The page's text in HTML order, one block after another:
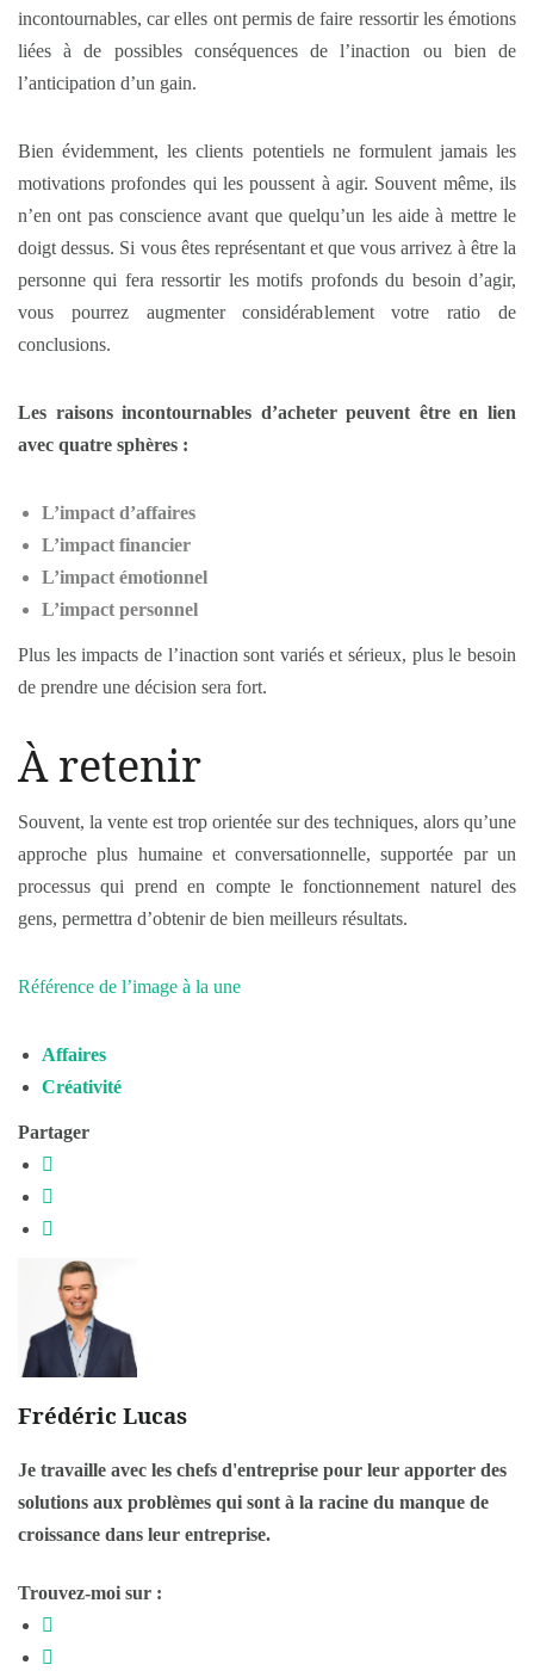
incontournables, car elles ont permis de faire ressortir les émotions
liées à de possibles conséquences de l’inaction ou bien de
l’anticipation d’un gain.
Bien évidemment, les clients potentiels ne formulent jamais les
motivations profondes qui les poussent à agir. Souvent même, ils
n’en ont pas conscience avant que quelqu’un les aide à mettre le
doigt dessus. Si vous êtes représentant et que vous arrivez à être la
personne qui fera ressortir les motifs profonds du besoin d’agir,
vous pourrez augmenter considérablement votre ratio de
conclusions.
Les raisons incontournables d’acheter peuvent être en lien
avec quatre sphères :
L’impact d’affaires
L’impact financier
L’impact émotionnel
L’impact personnel
Plus les impacts de l’inaction sont variés et sérieux, plus le besoin
de prendre une décision sera fort.
À retenir
Souvent, la vente est trop orientée sur des techniques, alors qu’une
approche plus humaine et conversationnelle, supportée par un
processus qui prend en compte le fonctionnement naturel des
gens, permettra d’obtenir de bien meilleurs résultats.
Référence de l’image à la une
Affaires
Créativité
Partager
Frédéric Lucas
Je travaille avec les chefs d'entreprise pour leur apporter des
solutions aux problèmes qui sont à la racine du manque de
croissance dans leur entreprise.
Trouvez-moi sur :